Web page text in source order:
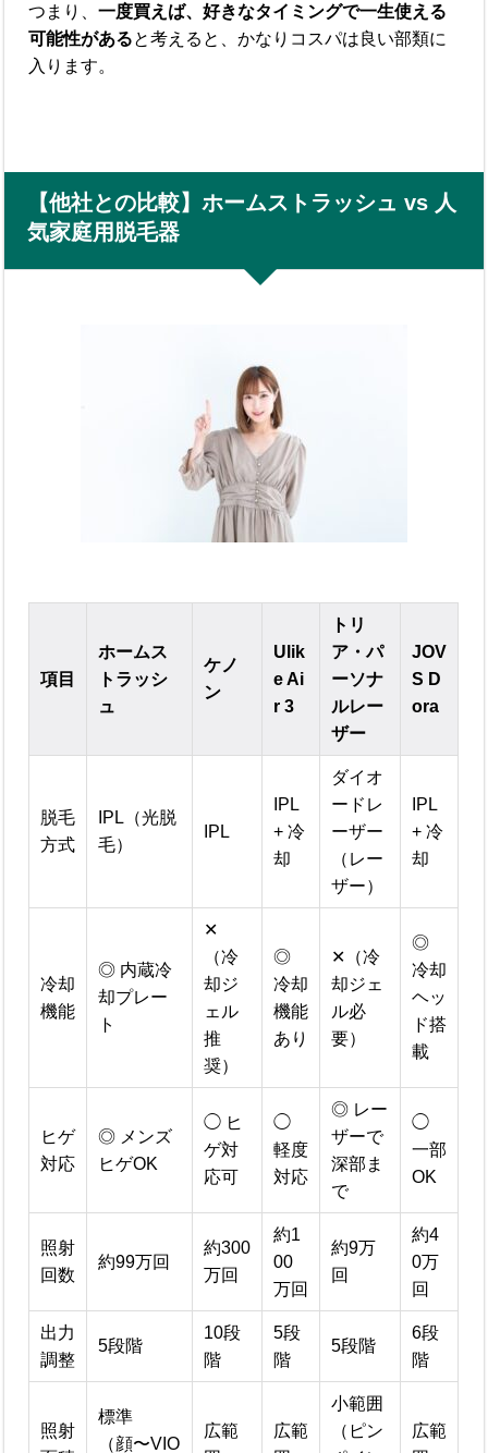
つまり、一度買えば、好きなタイミングで一生使える
可能性があると考えると、かなりコスパは良い部類に
入ります。
【他社との比較】ホームストラッシュ vs 人
気家庭用脱毛器
項目
ホームス
トラッシ
ュ
ケノ
ン
Ulik
e Ai
r 3
トリ
ア・パ
ーソナ
ルレー
ザー
JOV
S D
ora
脱毛
方式
IPL（光脱
毛）
IPL
IPL
+ 冷
却
ダイオ
ードレ
ーザー
（レー
ザー）
IPL
+ 冷
却
冷却
機能
◎ 内蔵冷
却プレー
ト
✕
（冷
却ジ
ェル
推
奨）
◎
冷却
機能
あり
✕（冷
却ジェ
ル必
要）
◎
冷却
ヘッ
ド搭
載
ヒゲ
対応
◎ メンズ
ヒゲOK
◯ ヒ
ゲ対
応可
◯
軽度
対応
◎ レー
ザーで
深部ま
で
◯
一部
OK
照射
回数
約99万回
約300
万回
約1
00
万回
約9万
回
約4
0万
回
出力
調整
5段階
10段
階
5段
階
5段階
6段
階
照射
標準
（顔〜VIO
広範
広範
小範囲
（ピン
広範